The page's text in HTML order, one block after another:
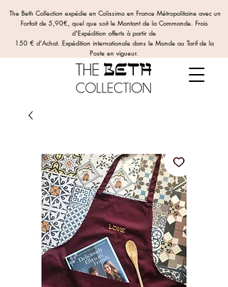
The Beth Collection expédie en Colissimo en France Métropolitaine avec un
Forfait de 5,90€, quel que soit le Montant de la Commande. Frais
d'Expédition offerts à partir de
150 € d'Achat. Expédition internationale dans le Monde au Tarif de la
Poste en vigueur.